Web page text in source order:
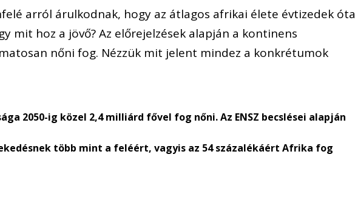
arról árulkodnak, hogy az átlagos afrikai élete évtizedek óta
mit hoz a jövő? Az előrejelzések alapján a kontinens
nőni fog. Nézzük mit jelent mindez a konkrétumok
2050-ig közel 2,4 milliárd fővel fog nőni. Az ENSZ becslései alapján
több mint a feléért, vagyis az 54 százalékáért Afrika fog